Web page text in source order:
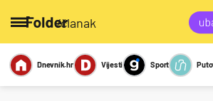
/članak
Miks Kviz
Dnevnik.hr Vijesti Sport